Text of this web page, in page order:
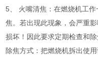
5、 火嘴清焦：在燃烧机工
焦。若出现此现象，会严重
损坏！因此要求定期检查和
除焦方式：把燃烧机拆出使